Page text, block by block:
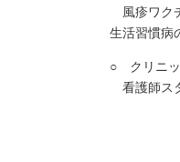
風疹ワク
生活習慣病
○ クリニッ
看護師ス